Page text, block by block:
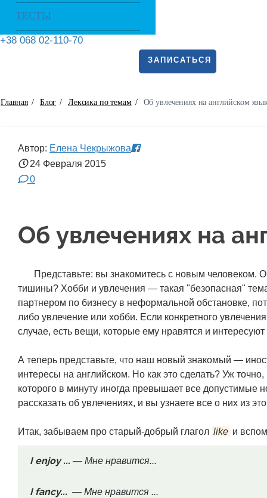
ТЕСТЫ
+38 068 02-110-70
ЗАПИСАТЬСЯ
Главная / Блог / Лексика по темам / Об увлечениях на английском
Автор: Елена Чекрыжова
24 Февраля 2015
0
Об увлечениях на
Представьте: вы знакомитесь с новым человеком.
тишины? Хобби и увлечения — такая "безопасная"
партнером по бизнесу в неформальной обстановке,
либо увлечение или хобби. Если конкретного
случае, есть вещи, которые ему нравятся и интересуют
А теперь представьте, что наш новый знакомый —
интересы на английском. Но как это сделать? Уж
которого в минуту иногда превышает все допустимые
рассказать об увлечениях, и вы узнаете все о них из
Итак, забываем про старый-добрый глагол like и
I enjoy ... — Мне нравится...
I fancy... — Мне нравится ...